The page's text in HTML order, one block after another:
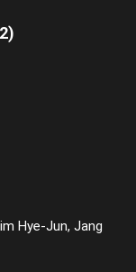
Hye-Jun, Jang